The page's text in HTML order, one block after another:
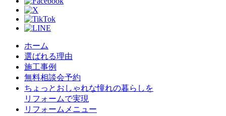
ホーム
選ばれる理由
施工事例
無料相談会予約
ちょっとおしゃれな憧れの暮らしを
リフォームで実現
リフォームメニュー